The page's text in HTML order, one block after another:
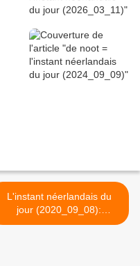
L'instant néerlandais du
jour (2020_09_08):
Vandaag is dinsdag >